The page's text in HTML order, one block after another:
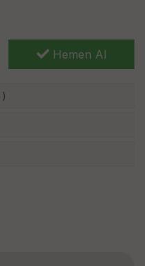
Hemen Al
)